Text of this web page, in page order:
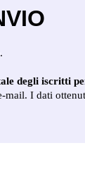
degli iscritti
I dati